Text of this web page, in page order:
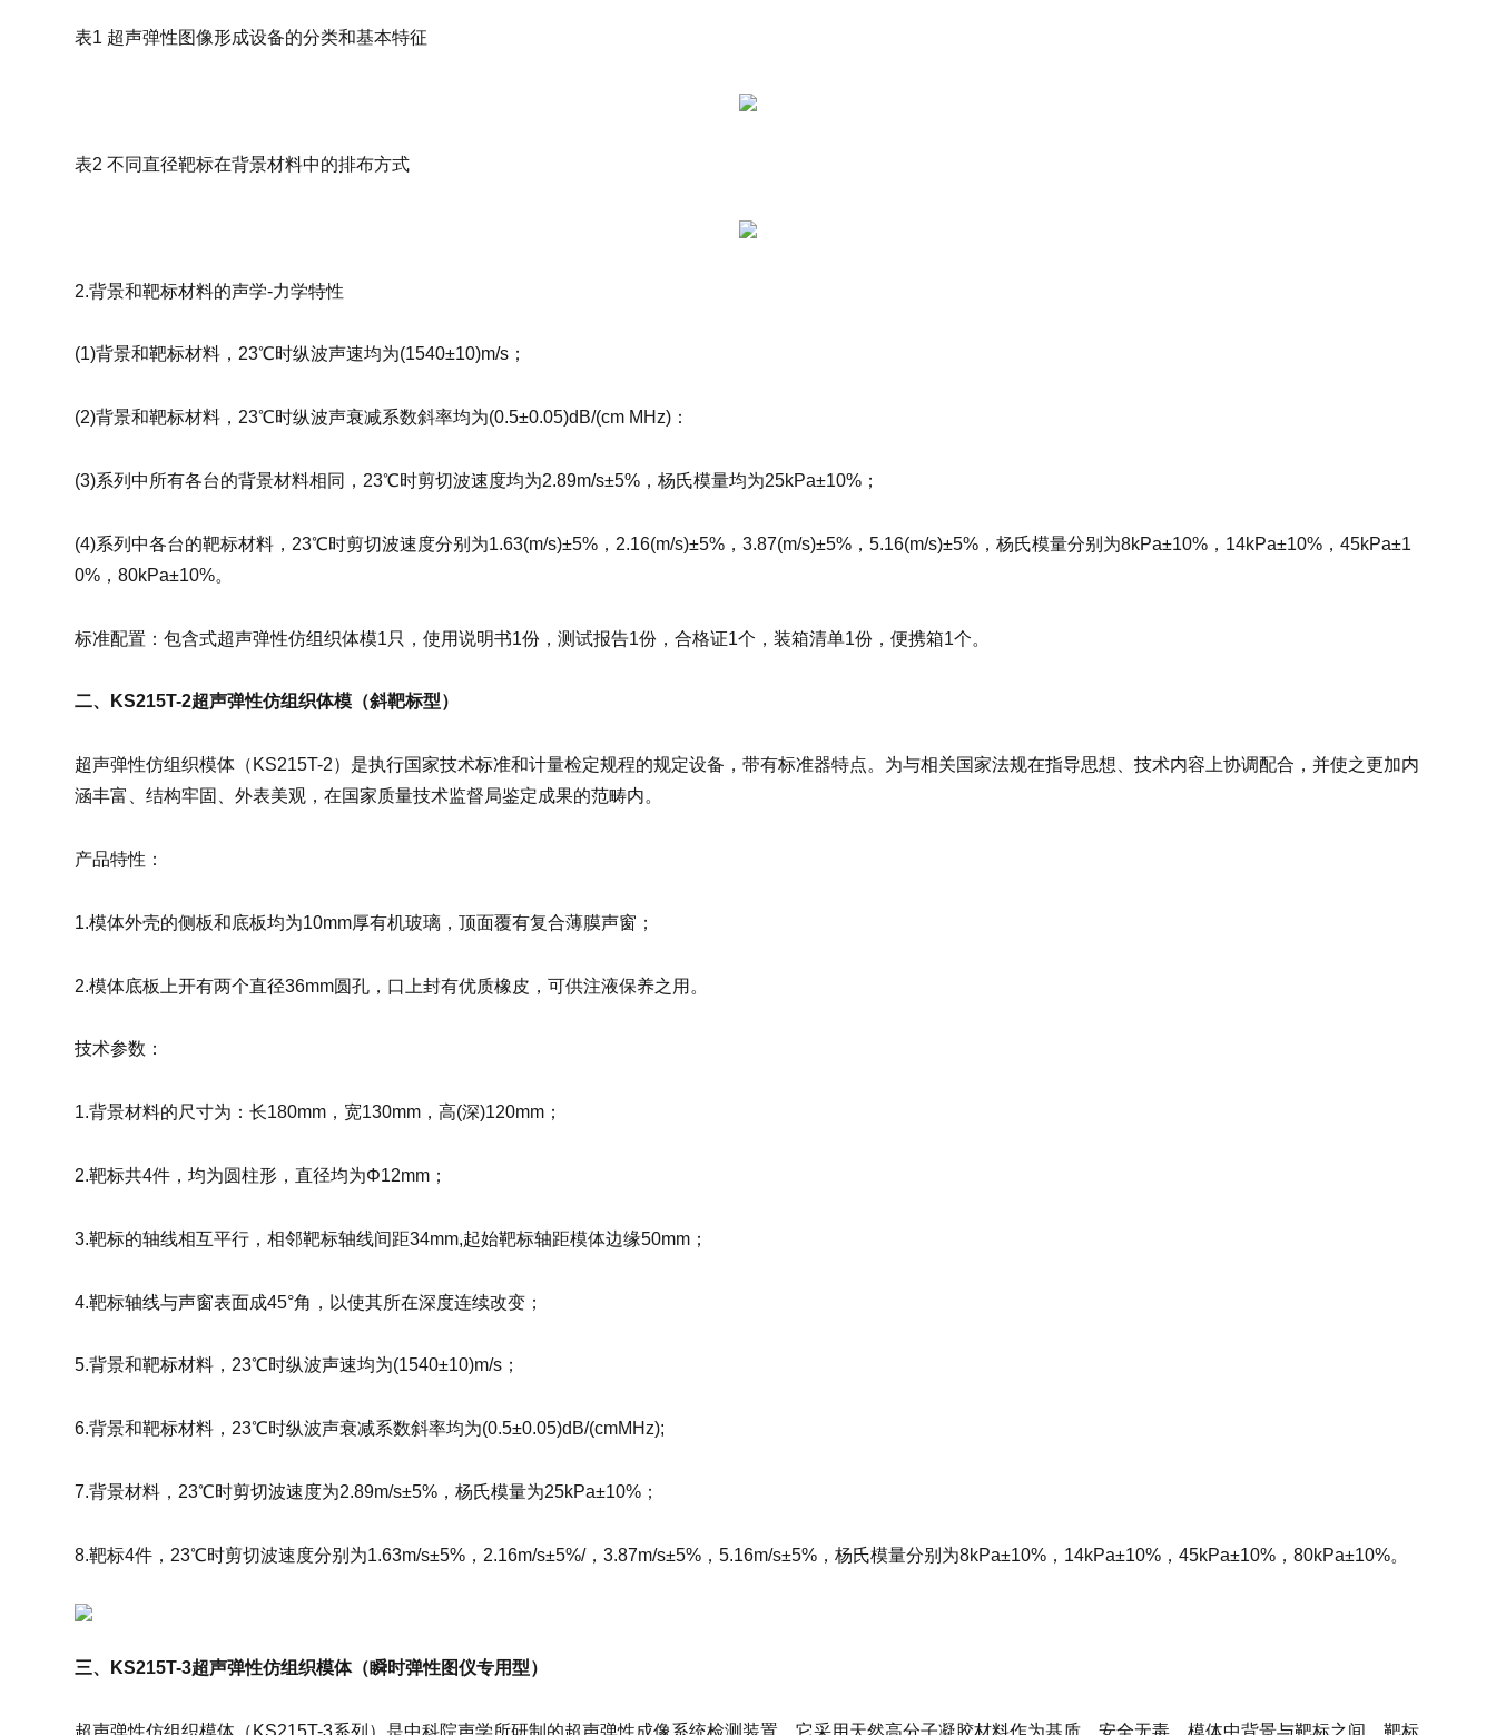
表1 超声弹性图像形成设备的分类和基本特征
表2 不同直径靶标在背景材料中的排布方式
2.背景和靶标材料的声学-力学特性
(1)背景和靶标材料，23℃时纵波声速均为(1540±10)m/s；
(2)背景和靶标材料，23℃时纵波声衰减系数斜率均为(0.5±0.05)dB/(cm MHz)：
(3)系列中所有各台的背景材料相同，23℃时剪切波速度均为2.89m/s±5%，杨氏模量均为25kPa±10%；
(4)系列中各台的靶标材料，23℃时剪切波速度分别为1.63(m/s)±5%，2.16(m/s)±5%，3.87(m/s)±5%，5.16(m/s)±5%，杨氏模量分别为8kPa±10%，14kPa±10%，45kPa±1
0%，80kPa±10%。
标准配置：包含式超声弹性仿组织体模1只，使用说明书1份，测试报告1份，合格证1个，装箱清单1份，便携箱1个。
二、KS215T-2超声弹性仿组织体模（斜靶标型）
超声弹性仿组织模体（KS215T-2）是执行国家技术标准和计量检定规程的规定设备，带有标准器特点。为与相关国家法规在指导思想、技术内容上协调配合，并使之更加内
涵丰富、结构牢固、外表美观，在国家质量技术监督局鉴定成果的范畴内。
产品特性：
1.模体外壳的侧板和底板均为10mm厚有机玻璃，顶面覆有复合薄膜声窗；
2.模体底板上开有两个直径36mm圆孔，口上封有优质橡皮，可供注液保养之用。
技术参数：
1.背景材料的尺寸为：长180mm，宽130mm，高(深)120mm；
2.靶标共4件，均为圆柱形，直径均为Φ12mm；
3.靶标的轴线相互平行，相邻靶标轴线间距34mm,起始靶标轴距模体边缘50mm；
4.靶标轴线与声窗表面成45°角，以使其所在深度连续改变；
5.背景和靶标材料，23℃时纵波声速均为(1540±10)m/s；
6.背景和靶标材料，23℃时纵波声衰减系数斜率均为(0.5±0.05)dB/(cmMHz);
7.背景材料，23℃时剪切波速度为2.89m/s±5%，杨氏模量为25kPa±10%；
8.靶标4件，23℃时剪切波速度分别为1.63m/s±5%，2.16m/s±5%/，3.87m/s±5%，5.16m/s±5%，杨氏模量分别为8kPa±10%，14kPa±10%，45kPa±10%，80kPa±10%。
三、KS215T-3超声弹性仿组织模体（瞬时弹性图仪专用型）